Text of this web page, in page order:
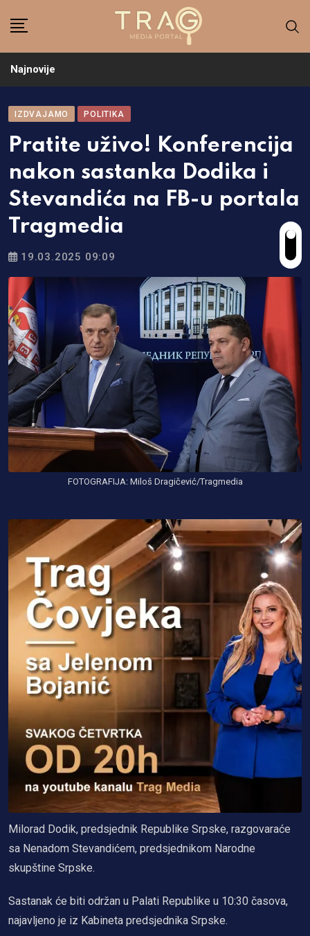
Najnovije
IZDVAJAMO POLITIKA
Pratite uživo! Konferencija
nakon sastanka Dodika i
Stevandića na FB-u portala
Tragmedia
19.03.2025 09:09
FOTOGRAFIJA: Miloš Dragičević/Tragmedia
Milorad Dodik, predsjednik Republike Srpske, razgovaraće
sa Nenadom Stevandićem, predsjednikom Narodne
skupštine Srpske.
Sastanak će biti održan u Palati Republike u 10:30 časova,
najavljeno je iz Kabineta predsjednika Srpske.